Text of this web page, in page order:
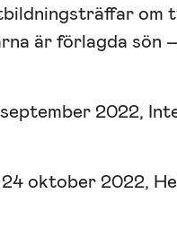
om
är förlagda sön
2022,
oktober 2022,